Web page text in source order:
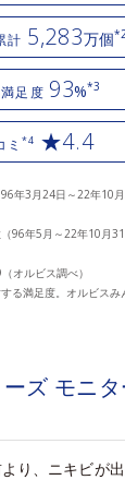
計 5,283万個
足度 93%*3
ミ*4 ★4.4
年3月24日～22年10
96年5月～22年10月
オルビス調べ）
る満足度。オルビスみ
ズ モニ
り、ニキビが